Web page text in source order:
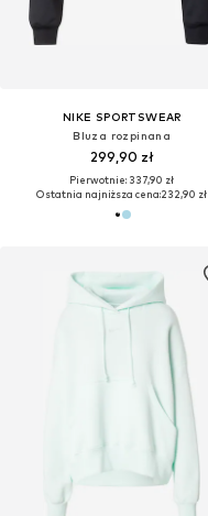
NIKE SPORTSWEAR
Bluza rozpinana
299,90 zł
Pierwotnie: 337,90 zł
Ostatnia najniższa cena:232,90 zł